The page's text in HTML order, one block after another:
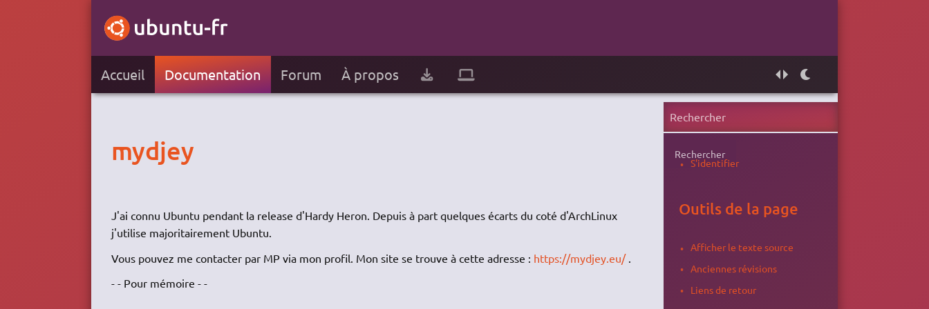
Accueil Documentation Forum À propos
mydjey
J'ai connu Ubuntu pendant la release d'Hardy Heron. Depuis à part quelques écarts du coté d'ArchLinux
j'utilise majoritairement Ubuntu.
Vous pouvez me contacter par MP via mon profil. Mon site se trouve à cette adresse : https://mydjey.eu/.
- - Pour mémoire - -
Rechercher
S'identifier
Outils de la page
Afficher le texte source
Anciennes révisions
Liens de retour